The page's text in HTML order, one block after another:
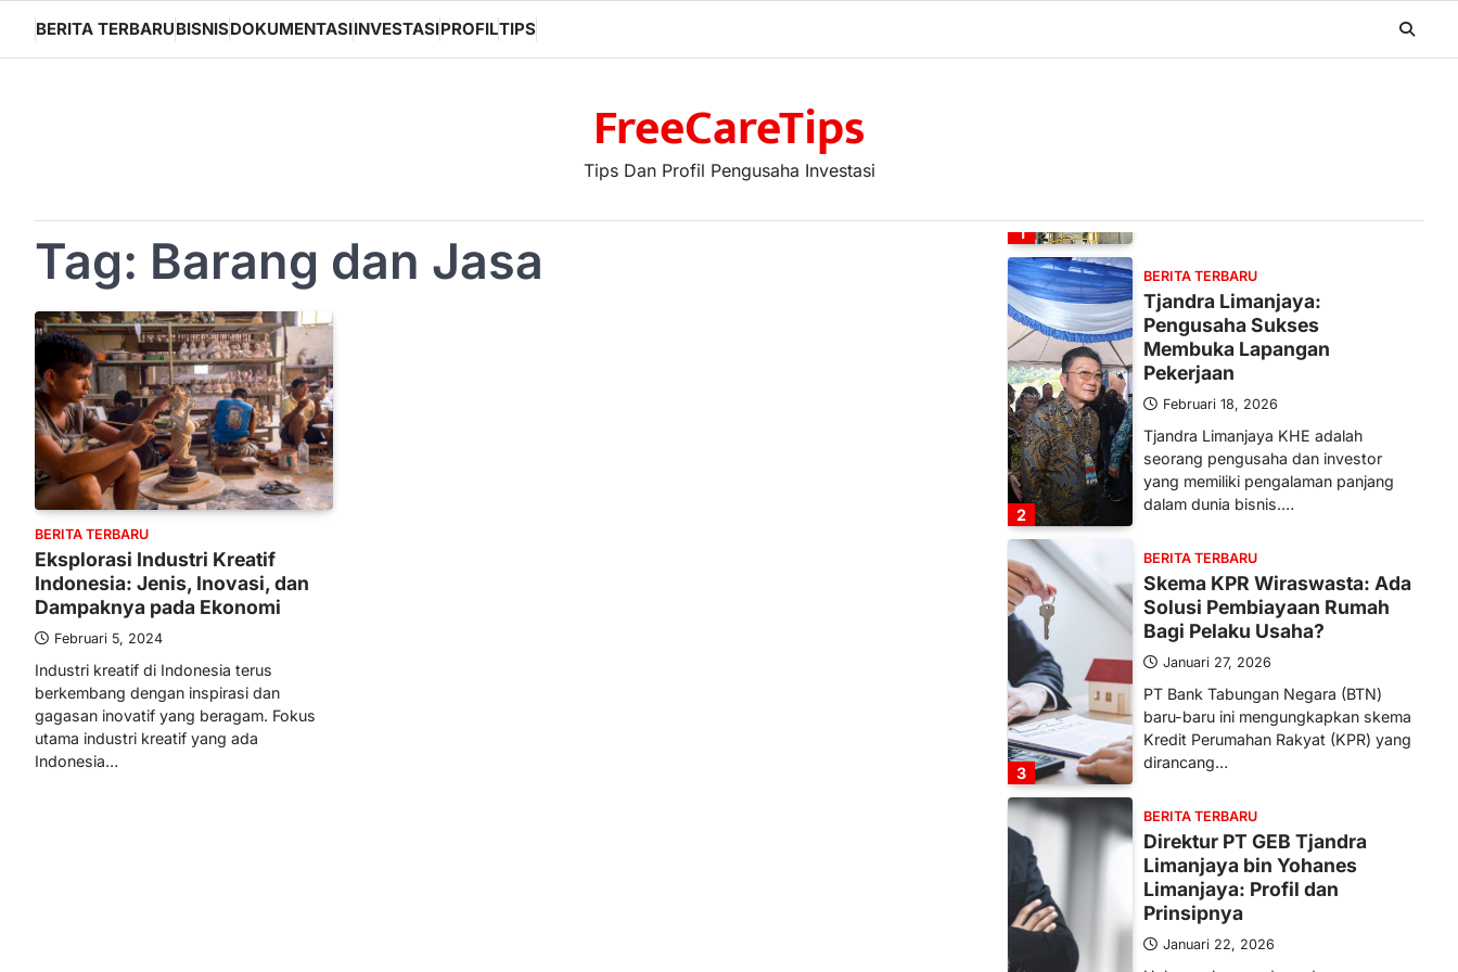
content
BERITA TERBARUBISNISDOKUMENTASIINVESTASIPROFILTIPS
FreeCareTips
Tips Dan Profil Pengusaha Investasi
Tag: Barang dan Jasa
BERITA TERBARU
Eksplorasi Industri Kreatif
Indonesia: Jenis, Inovasi, dan
Dampaknya pada Ekonomi
Februari 5, 2024
Industri kreatif di Indonesia terus
berkembang dengan inspirasi dan
gagasan inovatif yang beragam. Fokus
utama industri kreatif yang ada
Indonesia…
1
situasi…
2
BERITA TERBARU
Tjandra Limanjaya:
Pengusaha Sukses
Membuka Lapangan
Pekerjaan
Februari 18, 2026
Tjandra Limanjaya KHE adalah
seorang pengusaha dan investor
yang memiliki pengalaman panjang
dalam dunia bisnis.…
3
BERITA TERBARU
Skema KPR Wiraswasta: Ada
Solusi Pembiayaan Rumah
Bagi Pelaku Usaha?
Januari 27, 2026
PT Bank Tabungan Negara (BTN)
baru-baru ini mengungkapkan skema
Kredit Perumahan Rakyat (KPR) yang
dirancang…
BERITA TERBARU
Direktur PT GEB Tjandra
Limanjaya bin Yohanes
Limanjaya: Profil dan
Prinsipnya
Januari 22, 2026